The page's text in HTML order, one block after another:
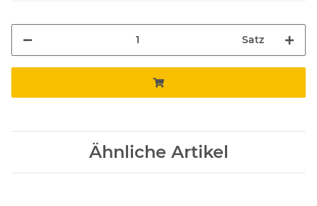
Satz
Ähnliche Artikel